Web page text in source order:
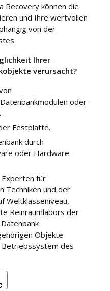
Recovery können die
und Ihre wertvollen
von der
Ihrer
verursacht?
oder
Festplatte.
durch
oder Hardware.
für
Techniken und der
Weltklasseniveau,
Reinraumlabors der
Objekte
Betriebssystem des